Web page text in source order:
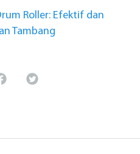
Roller: Efektif dan
Tambang